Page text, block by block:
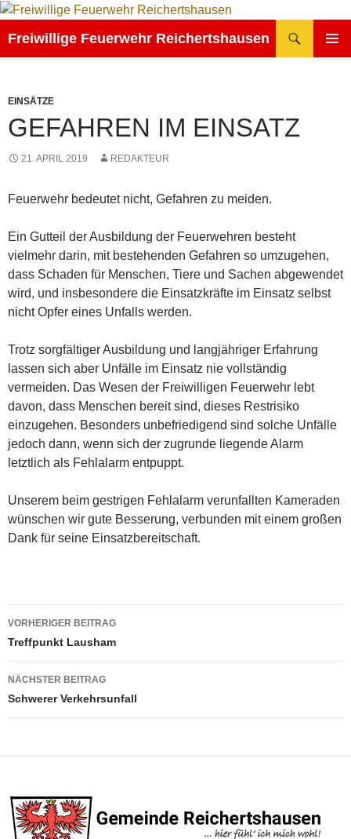
Zum
springen
Freiwillige Feuerwehr Reichertshausen
EINSÄTZE
GEFAHREN IM EINSATZ
21. APRIL 2019 REDAKTEUR
Feuerwehr bedeutet nicht, Gefahren zu meiden.
Ein Gutteil der Ausbildung der Feuerwehren besteht
vielmehr darin, mit bestehenden Gefahren so umzugehen,
dass Schaden für Menschen, Tiere und Sachen abgewendet
wird, und insbesondere die Einsatzkräfte im Einsatz selbst
nicht Opfer eines Unfalls werden.
Trotz sorgfältiger Ausbildung und langjähriger Erfahrung
lassen sich aber Unfälle im Einsatz nie vollständig
vermeiden. Das Wesen der Freiwilligen Feuerwehr lebt
davon, dass Menschen bereit sind, dieses Restrisiko
einzugehen. Besonders unbefriedigend sind solche Unfälle
jedoch dann, wenn sich der zugrunde liegende Alarm
letztlich als Fehlalarm entpuppt.
Unserem beim gestrigen Fehlalarm verunfallten Kameraden
wünschen wir gute Besserung, verbunden mit einem großen
Dank für seine Einsatzbereitschaft.
Beitragsnavigation
VORHERIGER BEITRAG
Treffpunkt Lausham
NÄCHSTER BEITRAG
Schwerer Verkehrsunfall